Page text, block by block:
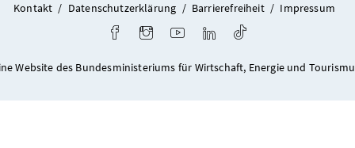
Kontakt / Datenschutzerklärung / Barrierefreiheit / Impressum
FacebookInstagramYoutube LinkedIn
Website des Bundesministeriums für Wirtschaft, Energie und